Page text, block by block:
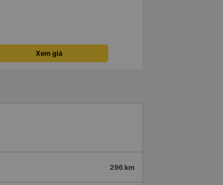
Xem giá
296 km